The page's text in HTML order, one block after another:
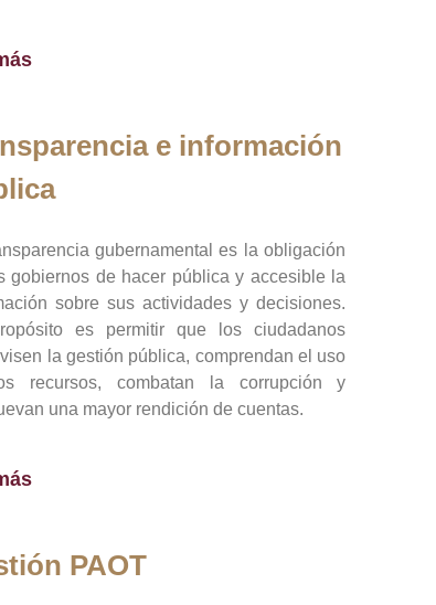
e información
gubernamental es la obligación
gobiernos de hacer pública y accesible la
sobre sus actividades y decisiones.
es permitir que los ciudadanos
la gestión pública, comprendan el uso
recursos, combatan la corrupción y
una mayor rendición de cuentas.
PAOT